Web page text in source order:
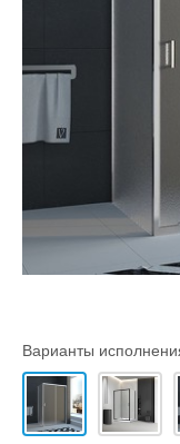
Варианты